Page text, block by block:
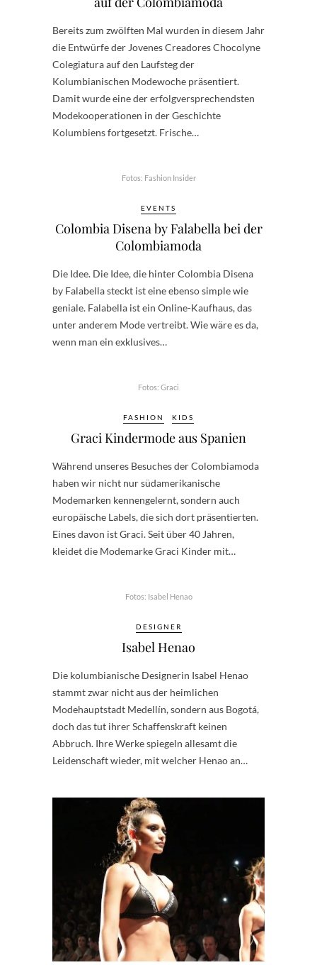
Bereits zum zwölften Mal wurden in diesem Jahr
die Entwürfe der Jovenes Creadores Chocolyne
Colegiatura auf den Laufsteg der
Kolumbianischen Modewoche präsentiert.
Damit wurde eine der erfolgversprechendsten
Modekooperationen in der Geschichte
Kolumbiens fortgesetzt. Frische…
Fotos: Fashion Insider
EVENTS
Colombia Disena by Falabella bei der
Colombiamoda
Die Idee. Die Idee, die hinter Colombia Disena
by Falabella steckt ist eine ebenso simple wie
geniale. Falabella ist ein Online-Kaufhaus, das
unter anderem Mode vertreibt. Wie wäre es da,
wenn man ein exklusives…
Fotos: Graci
FASHION KIDS
Graci Kindermode aus Spanien
Während unseres Besuches der Colombiamoda
haben wir nicht nur südamerikanische
Modemarken kennengelernt, sondern auch
europäische Labels, die sich dort präsentierten.
Eines davon ist Graci. Seit über 40 Jahren,
kleidet die Modemarke Graci Kinder mit…
Fotos: Isabel Henao
DESIGNER
Isabel Henao
Die kolumbianische Designerin Isabel Henao
stammt zwar nicht aus der heimlichen
Modehauptstadt Medellín, sondern aus Bogotá,
doch das tut ihrer Schaffenskraft keinen
Abbruch. Ihre Werke spiegeln allesamt die
Leidenschaft wieder, mit welcher Henao an…